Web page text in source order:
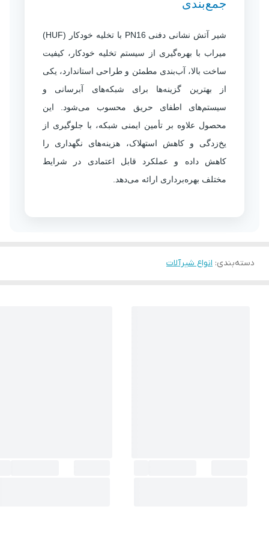
جمع‌بندی
شیر آتش نشانی دفنی PN16 با تخلیه خودکار (HUF)
میراب با بهره‌گیری از سیستم تخلیه خودکار، کیفیت
ساخت بالا، آب‌بندی مطمئن و طراحی استاندارد، یکی
از بهترین گزینه‌ها برای شبکه‌های آبرسانی و
سیستم‌های اطفای حریق محسوب می‌شود. این
محصول علاوه بر تأمین ایمنی شبکه، با جلوگیری از
یخ‌زدگی و کاهش استهلاک، هزینه‌های نگهداری را
کاهش داده و عملکرد قابل اعتمادی در شرایط
مختلف بهره‌برداری ارائه می‌دهد.
دسته‌بندی: انواع شیرآلات